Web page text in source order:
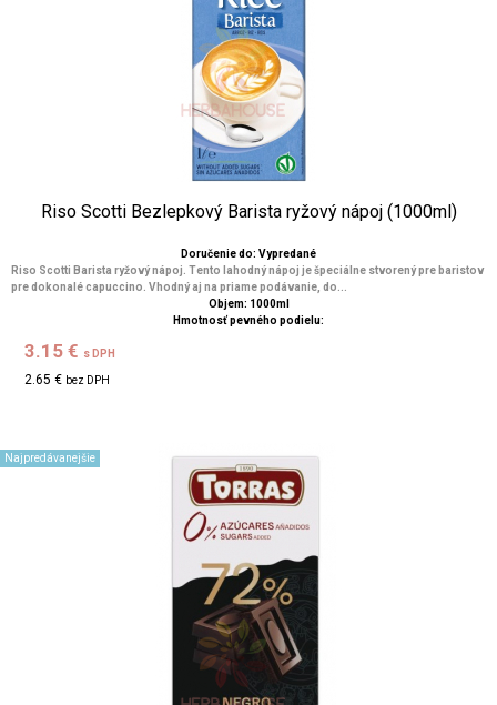
Riso Scotti Bezlepkový Barista ryžový nápoj (1000ml)
Doručenie do: Vypredané
Riso Scotti Barista ryžový nápoj. Tento lahodný nápoj je špeciálne stvorený pre baristov
pre dokonalé capuccino. Vhodný aj na priame podávanie, do...
Objem: 1000ml
Hmotnosť pevného podielu:
3.15 € s DPH
2.65 € bez DPH
Najpredávanejšie